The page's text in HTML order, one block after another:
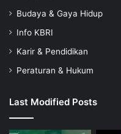
Budaya & Gaya Hidup
Info KBRI
Karir & Pendidikan
Peraturan & Hukum
Last Modified Posts